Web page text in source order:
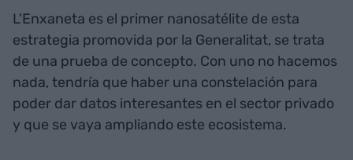
L'Enxaneta es el primer nanosatélite de esta
estrategia promovida por la Generalitat, se trata
de una prueba de concepto. Con uno no hacemos
nada, tendría que haber una constelación para
poder dar datos interesantes en el sector privado
y que se vaya ampliando este ecosistema.